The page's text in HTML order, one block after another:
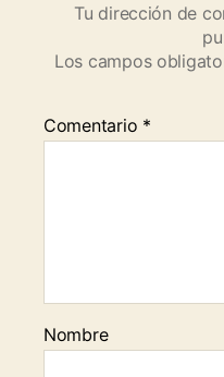
Tu dirección de
Los campos
Comentario *
Nombre